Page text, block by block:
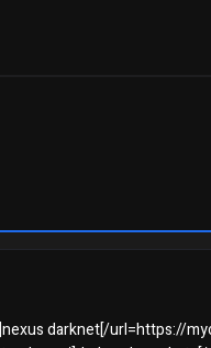
]nexus darknet